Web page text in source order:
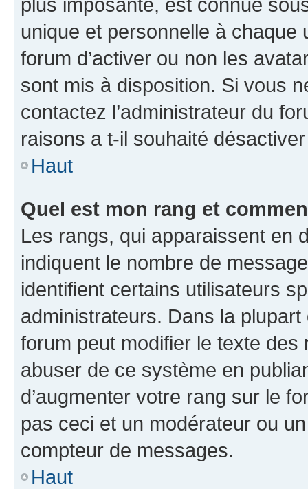
unique et personnelle à chaque
forum d’activer ou non les
sont mis à disposition. Si vous
contactez l’administrateur du
raisons a t-il souhaité
Haut
Quel est mon rang et
Les rangs, qui apparaissent en
indiquent le nombre de
identifient certains utilisateurs
administrateurs. Dans la
forum peut modifier le texte
abuser de ce système en
d’augmenter votre rang sur le
pas ceci et un modérateur ou
compteur de messages.
Haut